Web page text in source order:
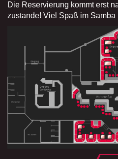
Die Reservierung kommt erst
zustande! Viel Spaß im Samba